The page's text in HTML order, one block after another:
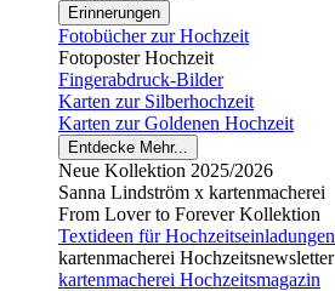
Erinnerungen
Fotobücher zur Hochzeit
Fotoposter Hochzeit
Fingerabdruck-Bilder
Karten zur Silberhochzeit
Karten zur Goldenen Hochzeit
Entdecke Mehr...
Neue Kollektion 2025/2026
Sanna Lindström x kartenmacherei
From Lover to Forever Kollektion
Textideen für Hochzeitseinladungen
kartenmacherei Hochzeitsnewsletter
kartenmacherei Hochzeitsmagazin